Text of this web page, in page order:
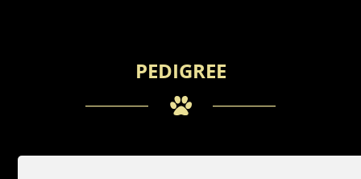
PEDIGREE